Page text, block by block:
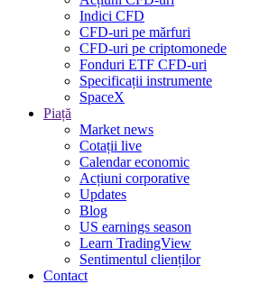
Indici CFD
CFD-uri pe mărfuri
CFD-uri pe criptomonede
Fonduri ETF CFD-uri
Specificații instrumente
SpaceX
Piață
Market news
Cotații live
Calendar economic
Acțiuni corporative
Updates
Blog
US earnings season
Learn TradingView
Sentimentul clienților
Contact